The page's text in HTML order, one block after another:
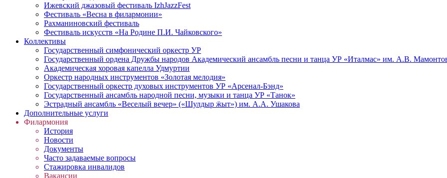
Ижевский джазовый фестиваль IzhJazzFest
Фестиваль «Весна в филармонии»
Рахманиновский фестиваль
Фестиваль искусств «На Родине П.И. Чайковского»
Коллективы
Государственный симфонический оркестр УР
Государственный ордена Дружбы народов Академический ансамбль песни и танца УР «Италмас» им. А.В.
Академическая хоровая капелла Удмуртии
Оркестр народных инструментов «Золотая мелодия»
Государственный оркестр духовых инструментов УР «Арсенал-Бэнд»
Государственный ансамбль народной песни, музыки и танца УР «Танок»
Эстрадный ансамбль «Веселый вечер» («Шулдыр ӝыт») им. А.А. Ушакова
Дополнительные услуги
Филармония
История
Новости
Документы
Часто задаваемые вопросы
Стажировка инвалидов
Вакансии